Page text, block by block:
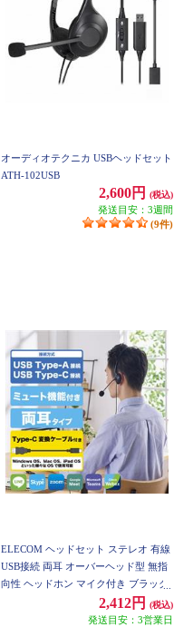
オーディオテクニカ USBヘッドセット
ATH-102USB
2,600円 (税込)
発送目安：3週間
(9件)
ELECOM ヘッドセット ステレオ 有線
USB接続 両耳 オーバーヘッド型 無指
向性 ヘッドホン マイク付き ブラック
2,412円 (税込)
発送目安：3営業日